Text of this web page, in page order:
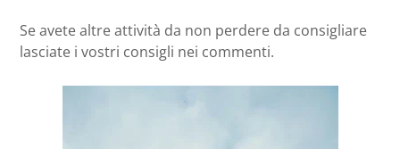
Se avete altre attività da non perdere da consigliare
lasciate i vostri consigli nei commenti.